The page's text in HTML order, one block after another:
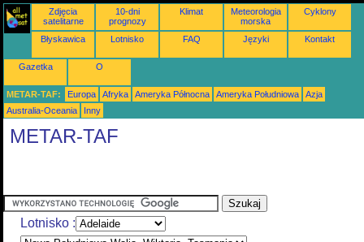
Zdjęcia
satelitarne
10-dni
prognozy
Klimat
Meteorologia
morska
Cyklony
Błyskawica Lotnisko FAQ Języki Kontakt
Gazetka O
METAR-TAF: Europa Afryka Ameryka Północna Ameryka Południowa
Azja
Australia-Oceania
Inny
METAR-TAF
Lotnisko :